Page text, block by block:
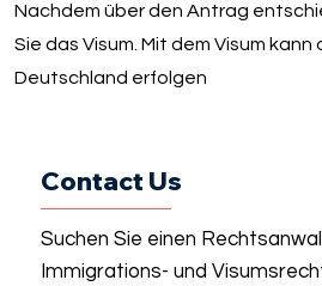
Nachdem über den Antrag
Sie das Visum. Mit dem Visum
Deutschland erfolgen
Contact Us
Suchen Sie einen
Immigrations- und